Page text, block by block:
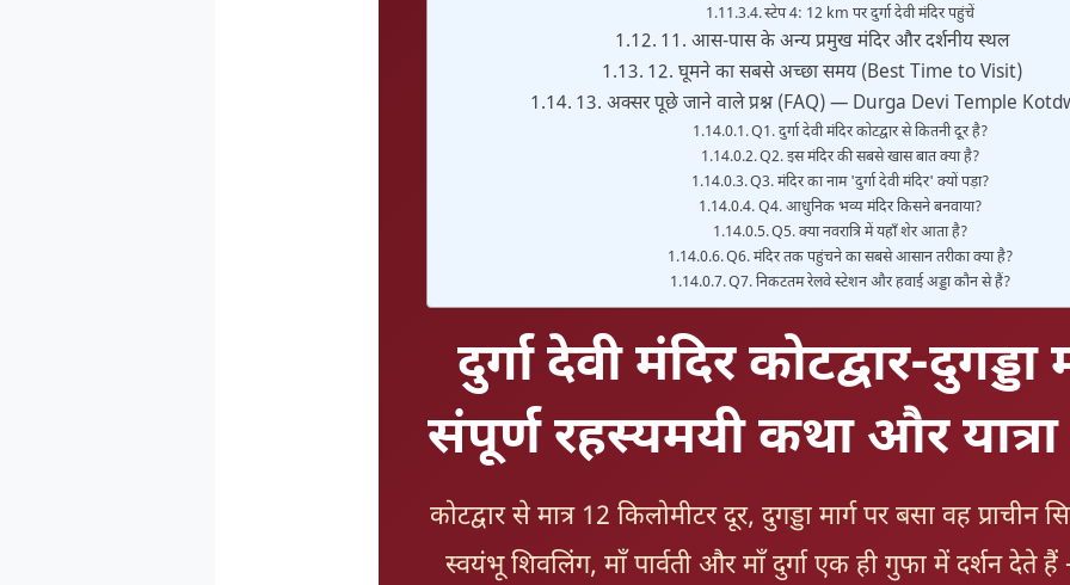
स्टेप 4: 12 km पर दुर्गा देवी मंदिर पहुंचें
11. आस-पास के अन्य प्रमुख मंदिर और दर्शनीय स्थल
12. घूमने का सबसे अच्छा समय (Best Time to Visit)
13. अक्सर पूछे जाने वाले प्रश्न (FAQ) — Durga Devi Temple
Q1. दुर्गा देवी मंदिर कोटद्वार से कितनी दूर है?
Q2. इस मंदिर की सबसे खास बात क्या है?
Q3. मंदिर का नाम 'दुर्गा देवी मंदिर' क्यों पड़ा?
Q4. आधुनिक भव्य मंदिर किसने बनवाया?
Q5. क्या नवरात्रि में यहाँ शेर आता है?
Q6. मंदिर तक पहुंचने का सबसे आसान तरीका क्या है?
Q7. निकटतम रेलवे स्टेशन और हवाई अड्डा कौन से हैं?
दुर्गा देवी मंदिर कोटद्वार-दुगड्डा
संपूर्ण रहस्यमयी कथा और
कोटद्वार से मात्र 12 किलोमीटर दूर, दुगड्डा मार्ग पर बसा वह प्राचीन
स्वयंभू शिवलिंग, माँ पार्वती और माँ दुर्गा एक ही गुफा में दर्शन देते